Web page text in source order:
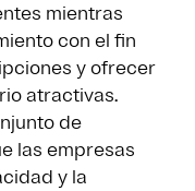
mientras
con el fin
y ofrecer
atractivas.
de
las empresas
y la